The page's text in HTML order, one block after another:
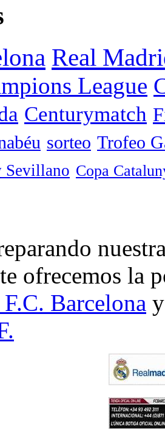
Real
League
Centurymatch
sorteo Trofeo
Sevillano Copa
ofrecemos la
Barcelona